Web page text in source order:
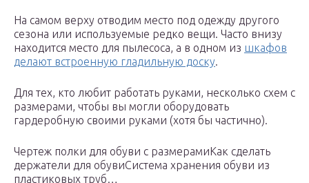
На самом верху отводим место под одежду другого
сезона или используемые редко вещи. Часто внизу
находится место для пылесоса, а в одном из шкафов
делают встроенную гладильную доску.
Для тех, кто любит работать руками, несколько схем с
размерами, чтобы вы могли оборудовать
гардеробную своими руками (хотя бы частично).
Чертеж полки для обуви с размерамиКак сделать
держатели для обувиСистема хранения обуви из
пластиковых труб…